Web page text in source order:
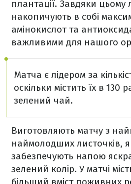
плантації. Завдяки цьому
накопичують в собі
амінокислот та
важливими для нашого
Матча є лідером за
оскільки містить їх в 130
зелений чай.
Виготовляють матчу з
наймолодших листочків,
забезпечують напою
зелений колір. У матчі
більший вміст поживних